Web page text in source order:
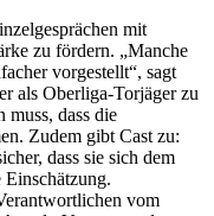
mit
zu fördern. „Manche
vorgestellt“, sagt
als Oberliga-Torjäger zu
muss, dass die
Zudem gibt Cast zu:
dass sie sich dem
vom